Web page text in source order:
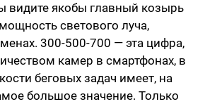
видите якобы главный козырь
светового луча,
300-500-700 — эта цифра,
камер в смартфонах, в
беговых задач имеет, на
большое значение. Только